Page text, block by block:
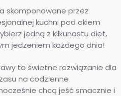
skomponowane przez
kuchni pod okiem
jedną z kilkunastu diet,
jedzeniem każdego dnia!
to świetne rozwiązanie dla
na codzienne
chcą jeść smacznie i